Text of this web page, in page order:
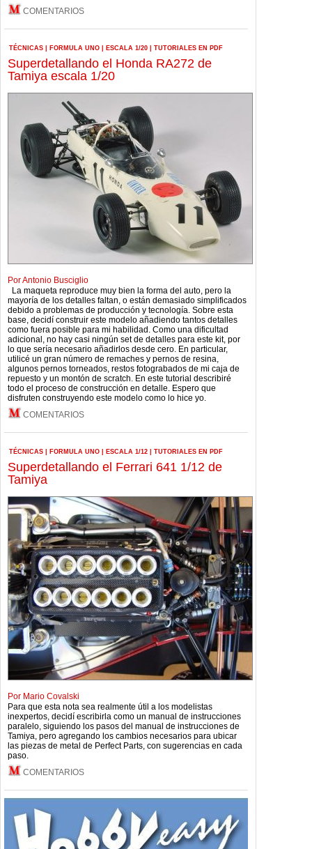
COMENTARIOS
TÉCNICAS FORMULA UNO ESCALA 1/20 TUTORIALES EN PDF
Superdetallando el Honda RA272 de
Tamiya escala 1/20
Por Antonio Busciglio
La maqueta reproduce muy bien la forma del auto, pero la
mayoría de los detalles faltan, o están demasiado simplificados
debido a problemas de producción y tecnología. Sobre esta
base, decidí construir este modelo añadiendo tantos detalles
como fuera posible para mi habilidad. Como una dificultad
adicional, no hay casi ningún set de detalles para este kit, por
lo que sería necesario añadirlos desde cero. En particular,
utilicé un gran número de remaches y pernos de resina,
algunos pernos torneados, restos fotograbados de mi caja de
repuesto y un montón de scratch. En este tutorial describiré
todo el proceso de construcción en detalle. Espero que
disfruten construyendo este modelo como lo hice yo.
COMENTARIOS
TÉCNICAS FORMULA UNO ESCALA 1/12 TUTORIALES EN PDF
Superdetallando el Ferrari 641 1/12 de
Tamiya
Por Mario Covalski
Para que esta nota sea realmente útil a los modelistas
inexpertos, decidí escribirla como un manual de instrucciones
paralelo, siguiendo los pasos del manual de instrucciones de
Tamiya, pero agregando los cambios necesarios para ubicar
las piezas de metal de Perfect Parts, con sugerencias en cada
paso.
COMENTARIOS